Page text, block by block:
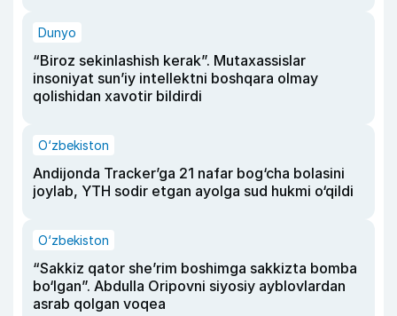
Dunyo
“Biroz sekinlashish kerak”. Mutaxassislar
insoniyat sun’iy intellektni boshqara olmay
qolishidan xavotir bildirdi
O‘zbekiston
Andijonda Tracker’ga 21 nafar bog‘cha bolasini
joylab, YTH sodir etgan ayolga sud hukmi o‘qildi
O‘zbekiston
“Sakkiz qator she’rim boshimga sakkizta bomba
bo‘lgan”. Abdulla Oripovni siyosiy ayblovlardan
asrab qolgan voqea